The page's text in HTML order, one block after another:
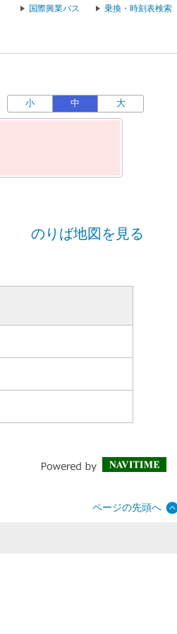
国際興業バス 乗換・時刻表検索
小 中 大
のりば地図を見る
ページの先頭へ